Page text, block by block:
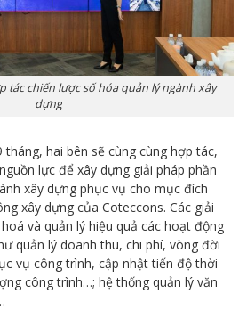
tác chiến lược số hóa quản lý ngành xây
dựng
hai bên sẽ cùng cùng hợp tác,
lực để xây dựng giải pháp phần
xây dựng phục vụ cho mục đích
xây dựng của Coteccons. Các giải
và quản lý hiệu quả các hoạt động
quản lý doanh thu, chi phí, vòng đời
vụ công trình, cập nhật tiến độ thời
công trình…; hệ thống quản lý văn